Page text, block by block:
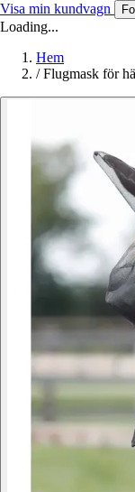
Visa min kundvagn
Loading...
Hem
/ Flugmask för